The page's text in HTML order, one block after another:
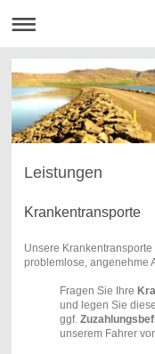
Leistungen
Krankentransporte
Unsere Krankentransporte
problemlose, angenehme
Fragen Sie Ihre
und legen Sie
ggf.
unserem Fahrer vor.